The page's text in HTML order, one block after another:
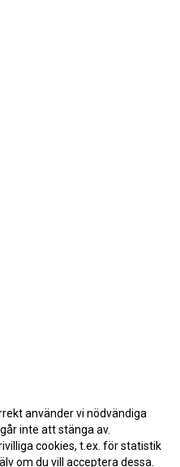
använder vi nödvändiga
inte att stänga av.
cookies, t.ex. för statistik
om du vill acceptera dessa.